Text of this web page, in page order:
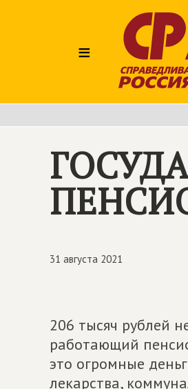
≡
31 августа 2021
206 тысяч рублей
работающий
это огромные
лекарства,